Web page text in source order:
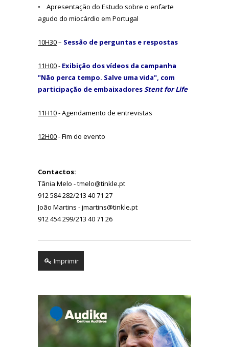
• Apresentação do Estudo sobre o enfarte
agudo do miocárdio em Portugal
10H30– Sessão de perguntas e respostas
11H00- Exibição dos vídeos da campanha
"Não perca tempo. Salve uma vida", com
participação de embaixadoresStent for Life
11H10- Agendamento de entrevistas
12H00- Fim do evento
Contactos:
Tânia Melo - tmelo@tinkle.pt
912 584 282/213 40 71 27
João Martins - jmartins@tinkle.pt
912 454 299/213 40 71 26
Imprimir